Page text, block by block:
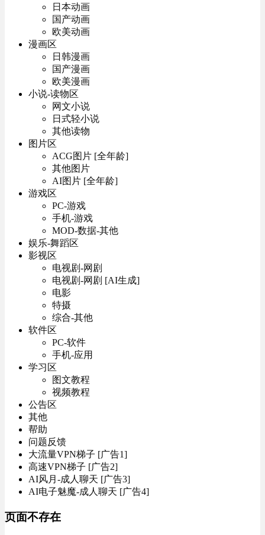
日本动画
国产动画
欧美动画
漫画区
日韩漫画
国产漫画
欧美漫画
小说-读物区
网文小说
日式轻小说
其他读物
图片区
ACG图片 [全年龄]
其他图片
AI图片 [全年龄]
游戏区
PC-游戏
手机-游戏
MOD-数据-其他
娱乐-舞蹈区
影视区
电视剧-网剧
电视剧-网剧 [AI生成]
电影
特摄
综合-其他
软件区
PC-软件
手机-应用
学习区
图文教程
视频教程
公告区
其他
帮助
问题反馈
大流量VPN梯子 [广告1]
高速VPN梯子 [广告2]
AI风月-成人聊天 [广告3]
AI电子魅魔-成人聊天 [广告4]
页面不存在